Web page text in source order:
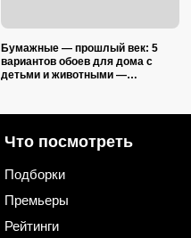
Бумажные — прошлый век: 5
вариантов обоев для дома с
детьми и животными —
Что посмотреть
Подборки
Премьеры
Рейтинги